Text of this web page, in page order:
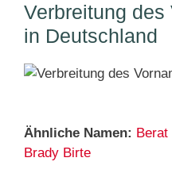
Verbreitung des
in Deutschland
Ähnliche Namen: Berat
Brady Birte